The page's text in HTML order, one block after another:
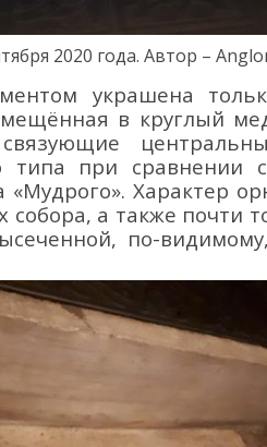
2020 года. Автор –
украшена
нная в круглый
е
типа при сравнении
«Мудрого». Характер
собора, а также почти
по-